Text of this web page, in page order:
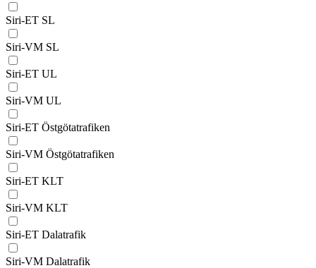
Siri-ET SL
Siri-VM SL
Siri-ET UL
Siri-VM UL
Siri-ET Östgötatrafiken
Siri-VM Östgötatrafiken
Siri-ET KLT
Siri-VM KLT
Siri-ET Dalatrafik
Siri-VM Dalatrafik